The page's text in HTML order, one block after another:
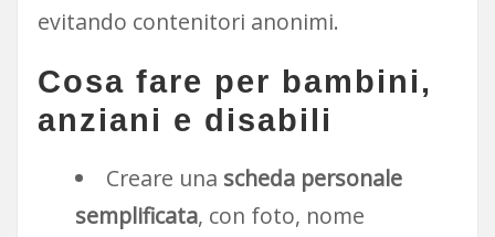
evitando contenitori anonimi.
Cosa fare per bambini,
anziani e disabili
Creare una scheda personale
semplificata, con foto, nome